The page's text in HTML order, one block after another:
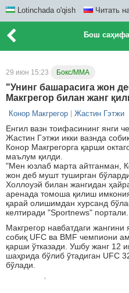
Lotinchada o'qish Читать
Бош саҳифа
29 июн 15:23 Бокс/ММА
"Унинг башарасига жон
Макгрегор билан жанг
Конор Макгрегор Жастин Гэтжи
Енгил вазн тоифасининг янги
Жастин Гэтжи икки вазнда
Конор Макгрегорга қарши
маълум қилди.
"Мен юзлаб марта айтганман,
жон деб мушт туширган
Холлоуэй билан жангидан
аренада томоша қилиш
қарай олишимдан хурсанд
келтиради "Sportnews" портали.
Макгрегор навбатдаги
собиқ UFC ва BMF чемпиони
қарши ўтказади. Ушбу жанг 12
шаҳрида бўлиб ўтадиган UFC
бўлади.